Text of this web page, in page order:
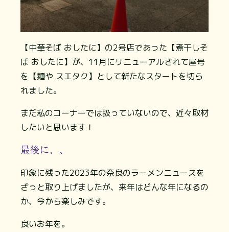
【中華そば おしたに】の2号店であった【煮干しそ
ば おしたに】が、11月にリニューアルされて屋号
を【麺や スエタク】として新たなスタートを切ら
れました。
まだ私のコーナーでは扱っていないので、近々取材
したいと思います！
最後に、、
印象に残った2023年の奈良のラーメンニュースを
ざっと取り上げましたが、来年はどんな年になるの
か、今から楽しみです。
良いお年を。